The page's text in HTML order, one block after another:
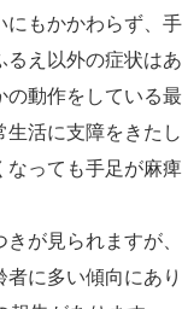
もかかわらず、
え以外の症状は
動作をしている
活に支障をきた
っても手足が麻
が見られますが
に多い傾向にあ